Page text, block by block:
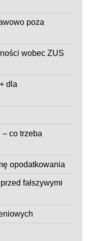
poza
wobec ZUS
dla
co trzeba
opodatkowania
fałszywymi